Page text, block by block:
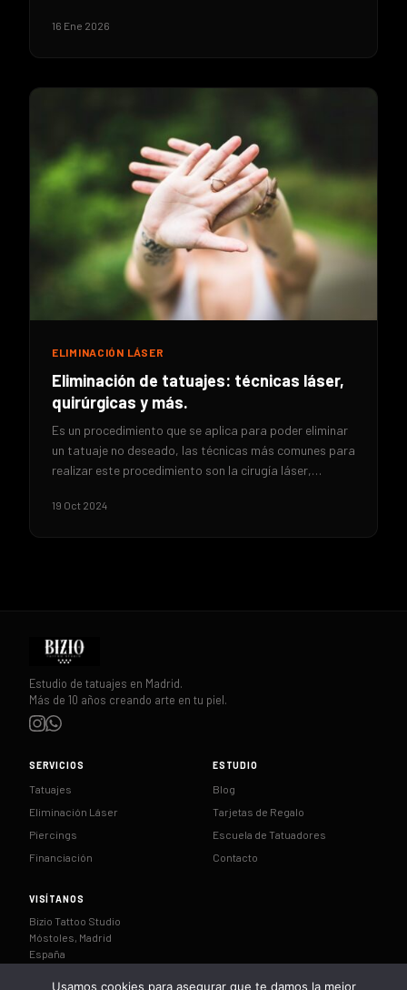
16 Ene 2026
ELIMINACIÓN LÁSER
Eliminación de tatuajes: técnicas láser,
quirúrgicas y más.
Es un procedimiento que se aplica para poder eliminar
un tatuaje no deseado, las técnicas más comunes para
realizar este procedimiento son la cirugía láser,…
19 Oct 2024
Estudio de tatuajes en Madrid.
Más de 10 años creando arte en tu piel.
SERVICIOS
Tatuajes
Eliminación Láser
Piercings
Financiación
ESTUDIO
Blog
Tarjetas de Regalo
Escuela de Tatuadores
Contacto
VISÍTANOS
Bizio Tattoo Studio
Móstoles, Madrid
España
Usamos cookies para asegurar que te damos la mejor